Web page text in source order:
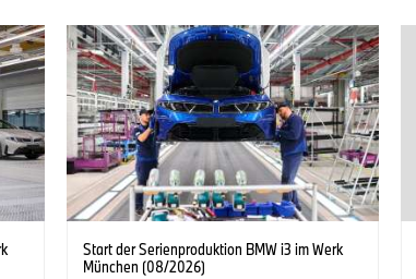
Start der Serienproduktion BMW i3 im Werk
München (08/2026)